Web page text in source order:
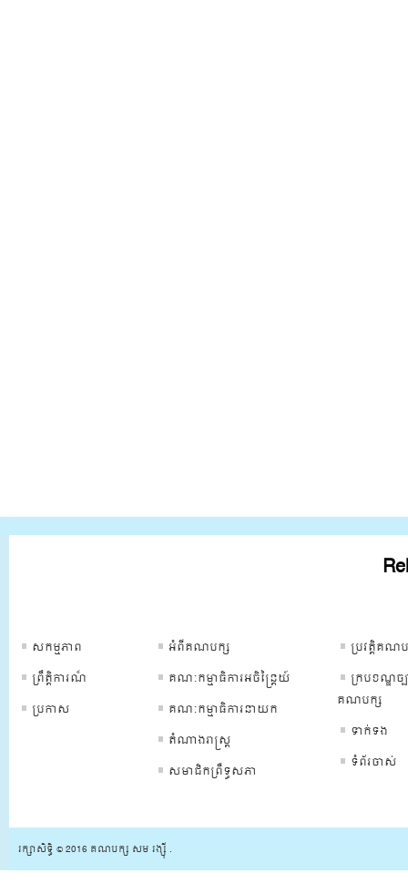
សកម្មភាព
ព្រឹត្ដិការណ៏
ប្រកាស
អំពីគណបក្ស
គណៈកម្មាធិការអចិន្រ្តៃយ៍
គណៈកម្មាធិការនាយក
តំណាងរាស្រ្ត
សមាជិកព្រឺទ្ធសភា
ប្រវត្ដិគណ
ក្របខណ្ឌច្
គណបក្ស
ទាក់ទង
ទំព័រចាស់
រក្សាសិទ្ធិ © 2016 គណបក្ស សម រង្ស៊ី .